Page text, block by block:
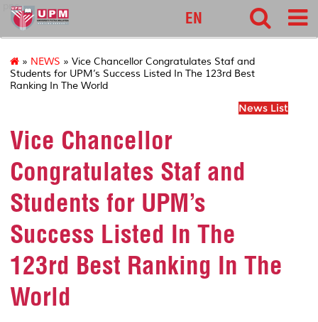
pnc
EN
» NEWS » Vice Chancellor Congratulates Staf and
Students for UPM’s Success Listed In The 123rd Best
Ranking In The World
News List
Vice Chancellor
Congratulates Staf and
Students for UPM’s
Success Listed In The
123rd Best Ranking In The
World